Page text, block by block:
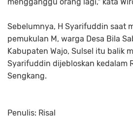
Sebelumnya, H Syarifuddin saat
pemukulan M, warga Desa Bila
Kabupaten Wajo, Sulsel itu balik
Syarifuddin dijebloskan kedalam
Sengkang.
Penulis: Risal